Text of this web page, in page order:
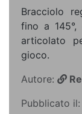
Bracciolo
fino a 145°,
articolato
gioco.
Autore:
Pubblicato il: